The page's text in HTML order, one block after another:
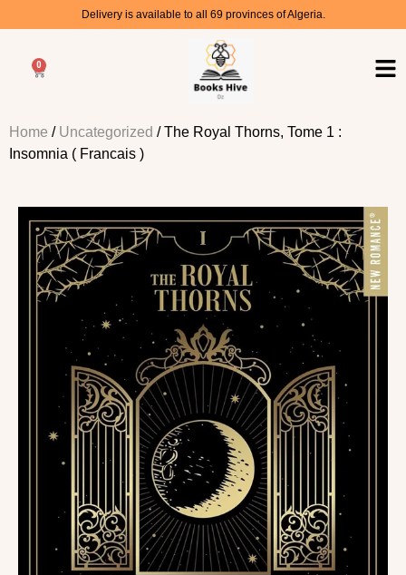
Delivery is available to all 69 provinces of Algeria.
0
Home / Uncategorized / The Royal Thorns, Tome 1 :
Insomnia ( Francais )